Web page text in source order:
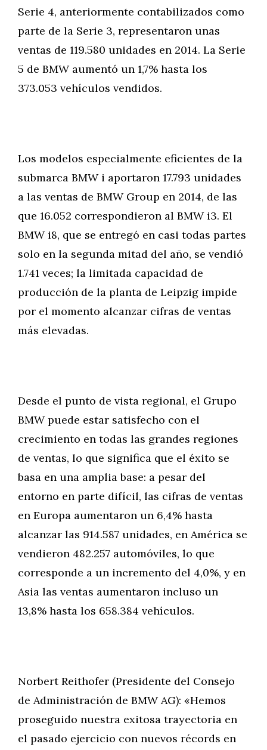
Serie 4, anteriormente contabilizados como
parte de la Serie 3, representaron unas
ventas de 119.580 unidades en 2014. La Serie
5 de BMW aumentó un 1,7% hasta los
373.053 vehículos vendidos.
Los modelos especialmente eficientes de la
submarca BMW i aportaron 17.793 unidades
a las ventas de BMW Group en 2014, de las
que 16.052 correspondieron al BMW i3. El
BMW i8, que se entregó en casi todas partes
solo en la segunda mitad del año, se vendió
1.741 veces; la limitada capacidad de
producción de la planta de Leipzig impide
por el momento alcanzar cifras de ventas
más elevadas.
Desde el punto de vista regional, el Grupo
BMW puede estar satisfecho con el
crecimiento en todas las grandes regiones
de ventas, lo que significa que el éxito se
basa en una amplia base: a pesar del
entorno en parte difícil, las cifras de ventas
en Europa aumentaron un 6,4% hasta
alcanzar las 914.587 unidades, en América se
vendieron 482.257 automóviles, lo que
corresponde a un incremento del 4,0%, y en
Asia las ventas aumentaron incluso un
13,8% hasta los 658.384 vehículos.
Norbert Reithofer (Presidente del Consejo
de Administración de BMW AG): «Hemos
proseguido nuestra exitosa trayectoria en
el pasado ejercicio con nuevos récords en